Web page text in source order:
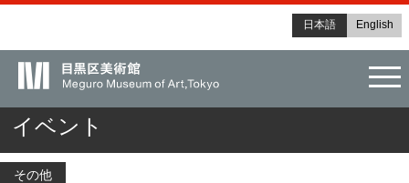
日本語 English
イベント
その他